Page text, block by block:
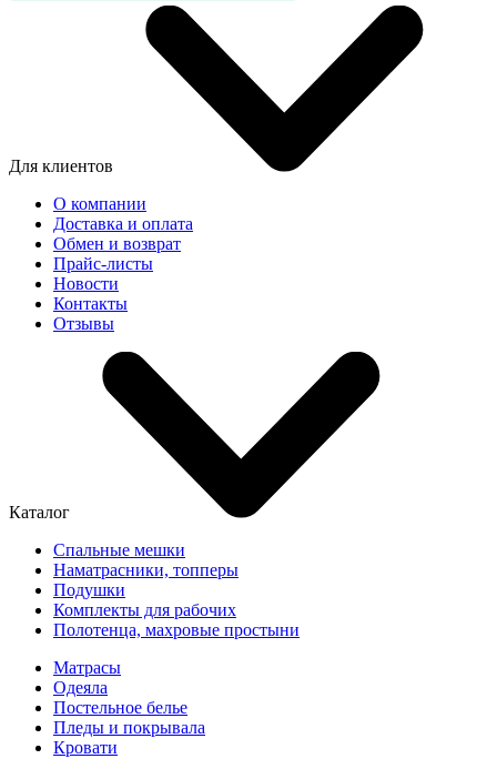
Для клиентов
О компании
Доставка и оплата
Обмен и возврат
Прайс-листы
Новости
Контакты
Отзывы
Каталог
Спальные мешки
Наматрасники, топперы
Подушки
Комплекты для рабочих
Полотенца, махровые простыни
Матрасы
Одеяла
Постельное белье
Пледы и покрывала
Кровати